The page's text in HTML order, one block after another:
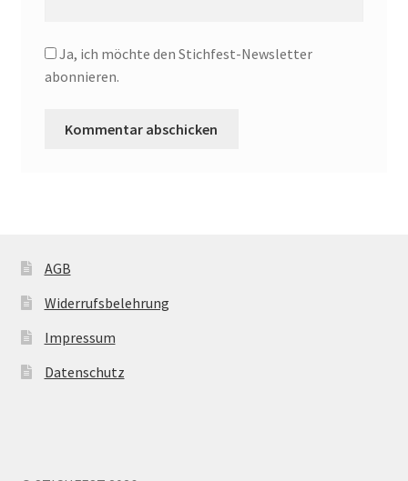
Ja, ich möchte den Stichfest-Newsletter
abonnieren.
AGB
Widerrufsbelehrung
Impressum
Datenschutz